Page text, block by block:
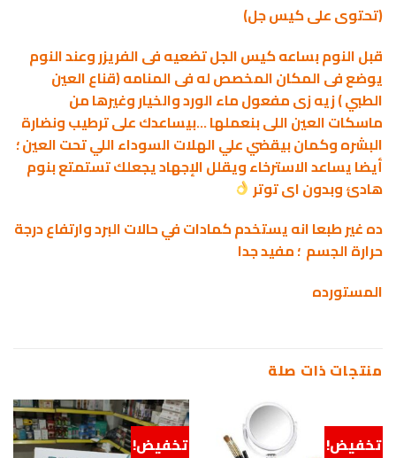
(تحتوى على كيس جل)
قبل النوم بساعه كيس الجل تضعيه فى الفريزر وعند النوم
يوضع فى المكان المخصص له فى المنامه (قناع العين
الطبي ) زيه زى مفعول ماء الورد والخيار وغيرها من
ماسكات العين اللى بنعملها …بيساعدك على ترطيب ونضارة
البشره وكمان بيقضي علي الهلات السوداء اللي تحت العين ؛
أيضا يساعد الاسترخاء ويقلل الإجهاد يجعلك تستمتع بنوم
هادئ وبدون اى توتر
ده غير طبعا انه يستخدم كمادات في حالات البرد وارتفاع درجة
حرارة الجسم ؛ مفيد جدا
المستورده
منتجات ذات صلة
تخفيض! تخفيض!